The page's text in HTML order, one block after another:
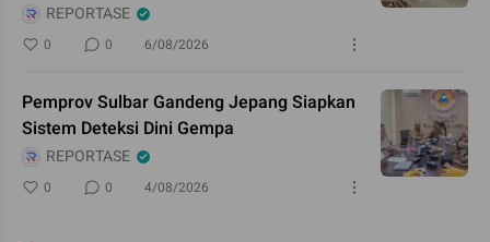
REPORTASE
0 0 6/08/2026
Pemprov Sulbar Gandeng Jepang Siapkan
Sistem Deteksi Dini Gempa
REPORTASE
0 0 4/08/2026